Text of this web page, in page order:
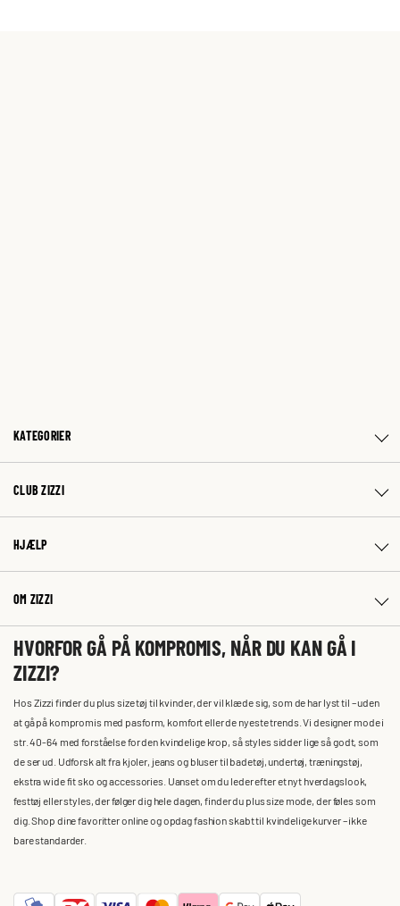
KATEGORIER
CLUB ZIZZI
HJÆLP
OM ZIZZI
HVORFOR GÅ PÅ KOMPROMIS, NÅR DU KAN GÅ I
ZIZZI?
Hos Zizzi finder du plus size tøj til kvinder, der vil klæde sig, som de har lyst til – uden
at gå på kompromis med pasform, komfort eller de nyeste trends. Vi designer mode i
str. 40-64 med forståelse for den kvindelige krop, så styles sidder lige så godt, som
de ser ud. Udforsk alt fra kjoler, jeans og bluser til badetøj, undertøj, træningstøj,
ekstra wide fit sko og accessories. Uanset om du leder efter et nyt hverdagslook,
festtøj eller styles, der følger dig hele dagen, finder du plus size mode, der føles som
dig. Shop dine favoritter online og opdag fashion skabt til kvindelige kurver – ikke
bare standarder.